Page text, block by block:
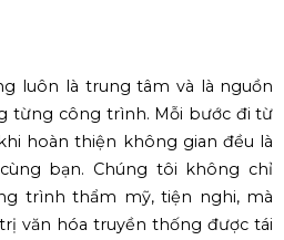
luôn là trung tâm và là nguồn
từng công trình. Mỗi bước đi từ
hoàn thiện không gian đều là
bạn. Chúng tôi không chỉ
trình thẩm mỹ, tiện nghi, mà
văn hóa truyền thống được tái